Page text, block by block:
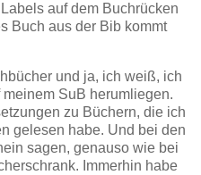
auf dem Buchrücken
Buch aus der Bib kommt
und ja, ich weiß, ich
SuB herumliegen.
zu Büchern, die ich
gelesen habe. Und bei den
sagen, genauso wie bei
Immerhin habe